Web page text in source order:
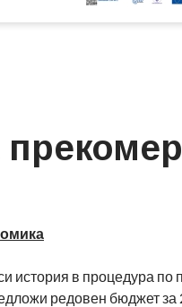
история в процедура
редовен бюджет